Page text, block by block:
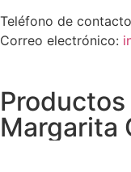
Teléfono de
Correo electrónico:
Margarita